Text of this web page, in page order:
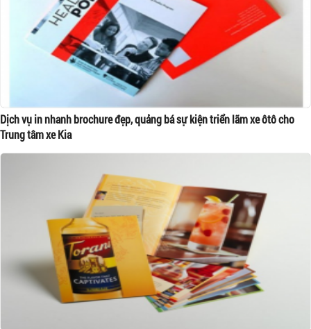
Dịch vụ in nhanh brochure đẹp, quảng bá sự kiện triển lãm xe ôtô cho
Trung tâm xe Kia